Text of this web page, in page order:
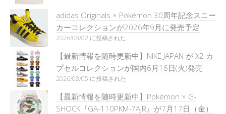
adidas Originals × Pokémon 30周年記念スニー
カーコレクションが2026年9月に発売予定
2026/08/02 に投稿された
【最新情報を随時更新中】NIKE JAPAN が X2 カ
プセルコレクションが国内6月16日(火)発売
2026/08/05 に投稿された
【最新情報を随時更新中】Pokémon × G-
SHOCK『GA-110PKM-7AJR』が7月17日（金）